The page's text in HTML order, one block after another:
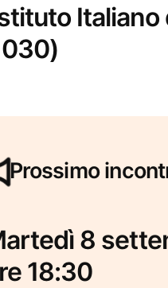
Italiano
Prossimo
8
18:30